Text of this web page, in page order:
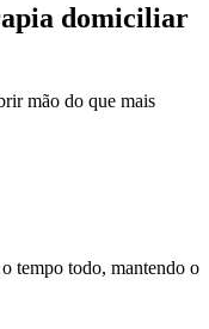
domiciliar
mão do que mais
tempo todo, mantendo o